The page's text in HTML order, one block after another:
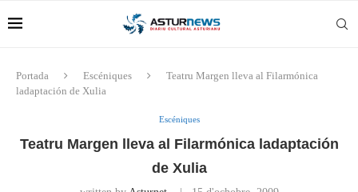
Portada Escéniques
Teatru Margen lleva al Filarmónica
ladaptación de Xulia
Escéniques
Teatru Margen lleva al Filarmónica ladaptación
de Xulia